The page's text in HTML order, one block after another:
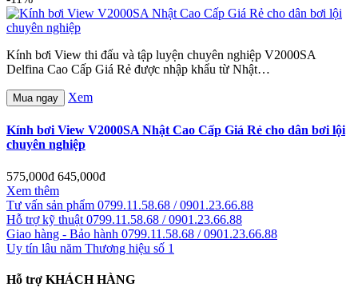
Kính bơi View thi đấu và tập luyện chuyên nghiệp V2000SA
Delfina Cao Cấp Giá Rẻ được nhập khẩu từ Nhật…
Mua ngay Xem
Kính bơi View V2000SA Nhật Cao Cấp Giá Rẻ cho dân bơi lội
chuyên nghiệp
575,000đ 645,000đ
Xem thêm
Tư vấn sản phẩm 0799.11.58.68 / 0901.23.66.88
Hỗ trợ kỹ thuật 0799.11.58.68 / 0901.23.66.88
Giao hàng - Bảo hành 0799.11.58.68 / 0901.23.66.88
Uy tín lâu năm Thương hiệu số 1
Hỗ trợ KHÁCH HÀNG